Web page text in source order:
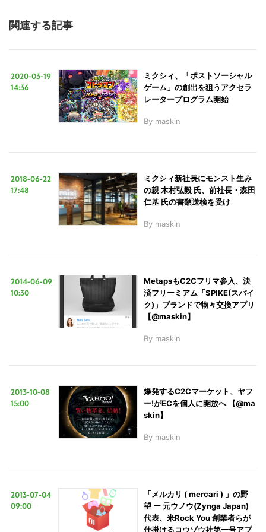
関連する記事
2020-03-19
14:36
ミクシィ、「ポストソーシャル
ゲーム」の創出を狙うアクセラ
レータープログラム開始
By maskin
2018-06-22
17:48
ミクシィ新社長にモンスト生み
の親 木村弘毅 氏、前社長・森田
仁基 氏の書類送検を受け
By maskin
2014-06-09
10:30
MetapsもC2Cフリマ参入、決
済フリーミアム「SPIKE(スパイ
ク)」ブランドで物々交換アプリ
【@maskin】
By maskin
2013-10-08
15:00
爆発するC2Cマーケット、ヤフ
ー!がECを個人に開放へ 【@ma
skin】
By maskin
2013-07-04
09:00
「メルカリ ( mercari ) 」の野
望 ー 元ウノウ(Zynga Japan)
代表、米Rock You 創業者らが
仕掛けるコウゾウ社第一号アプ